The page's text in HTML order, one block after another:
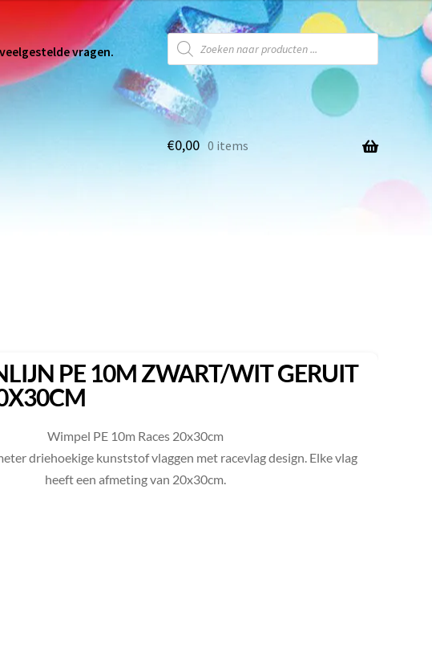
vragen.
€0,00 0 items
PE 10M ZWART/WIT GERUIT
Wimpel PE 10m Races 20x30cm
driehoekige kunststof vlaggen met racevlag design. Elke vlag
heeft een afmeting van 20x30cm.